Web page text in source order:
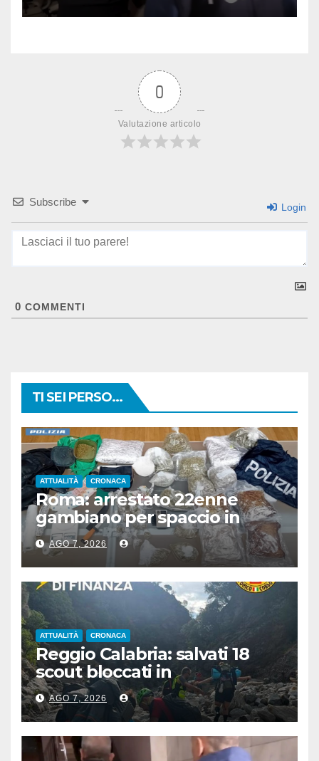
0
Valutazione articolo
Subscribe Login
0 COMMENTI
TI SEI PERSO...
ATTUALITÀ CRONACA
Roma: arrestato 22enne
gambiano per spaccio in
stazione, aveva 7 Kg di droga
AGO 7, 2026
ATTUALITÀ CRONACA
Reggio Calabria: salvati 18
scout bloccati in
Aspromonte, 2 recuperati in
elicottero
AGO 7, 2026